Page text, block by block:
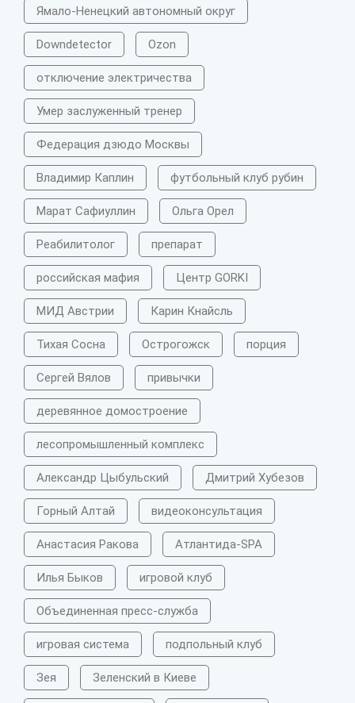
Ямало-Ненецкий автономный округ
Downdetector Ozon
отключение электричества
Умер заслуженный тренер
Федерация дзюдо Москвы
Владимир Каплин футбольный клуб рубин
Марат Сафиуллин Ольга Орел
Реабилитолог препарат
российская мафия Центр GORKI
МИД Австрии Карин Кнайсль
Тихая Сосна Острогожск порция
Сергей Вялов привычки
деревянное домостроение
лесопромышленный комплекс
Александр Цыбульский Дмитрий Хубезов
Горный Алтай видеоконсультация
Анастасия Ракова Атлантида-SPA
Илья Быков игровой клуб
Объединенная пресс-служба
игровая система подпольный клуб
Зея Зеленский в Киеве